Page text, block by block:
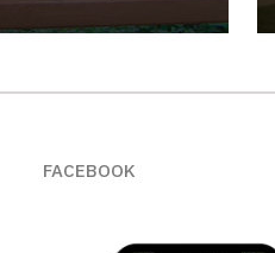
FACEBOOK